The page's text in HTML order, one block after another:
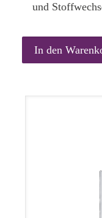
und
In den